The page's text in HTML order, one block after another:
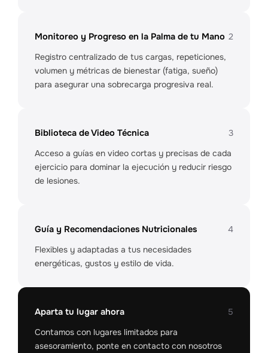
Monitoreo y Progreso en la Palma de tu Mano 2
Registro centralizado de tus cargas, repeticiones,
volumen y métricas de bienestar (fatiga, sueño)
para asegurar una sobrecarga progresiva real.
Biblioteca de Video Técnica
3
Acceso a guías en video cortas y precisas de cada
ejercicio para dominar la ejecución y reducir riesgo
de lesiones.
Guía y Recomendaciones Nutricionales
4
Flexibles y adaptadas a tus necesidades
energéticas, gustos y estilo de vida.
Aparta tu lugar ahora
5
Contamos con lugares limitados para
asesoramiento, ponte en contacto con nosotros